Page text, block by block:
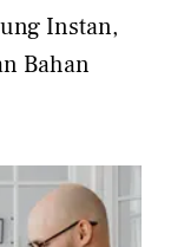
Instan,
Bahan